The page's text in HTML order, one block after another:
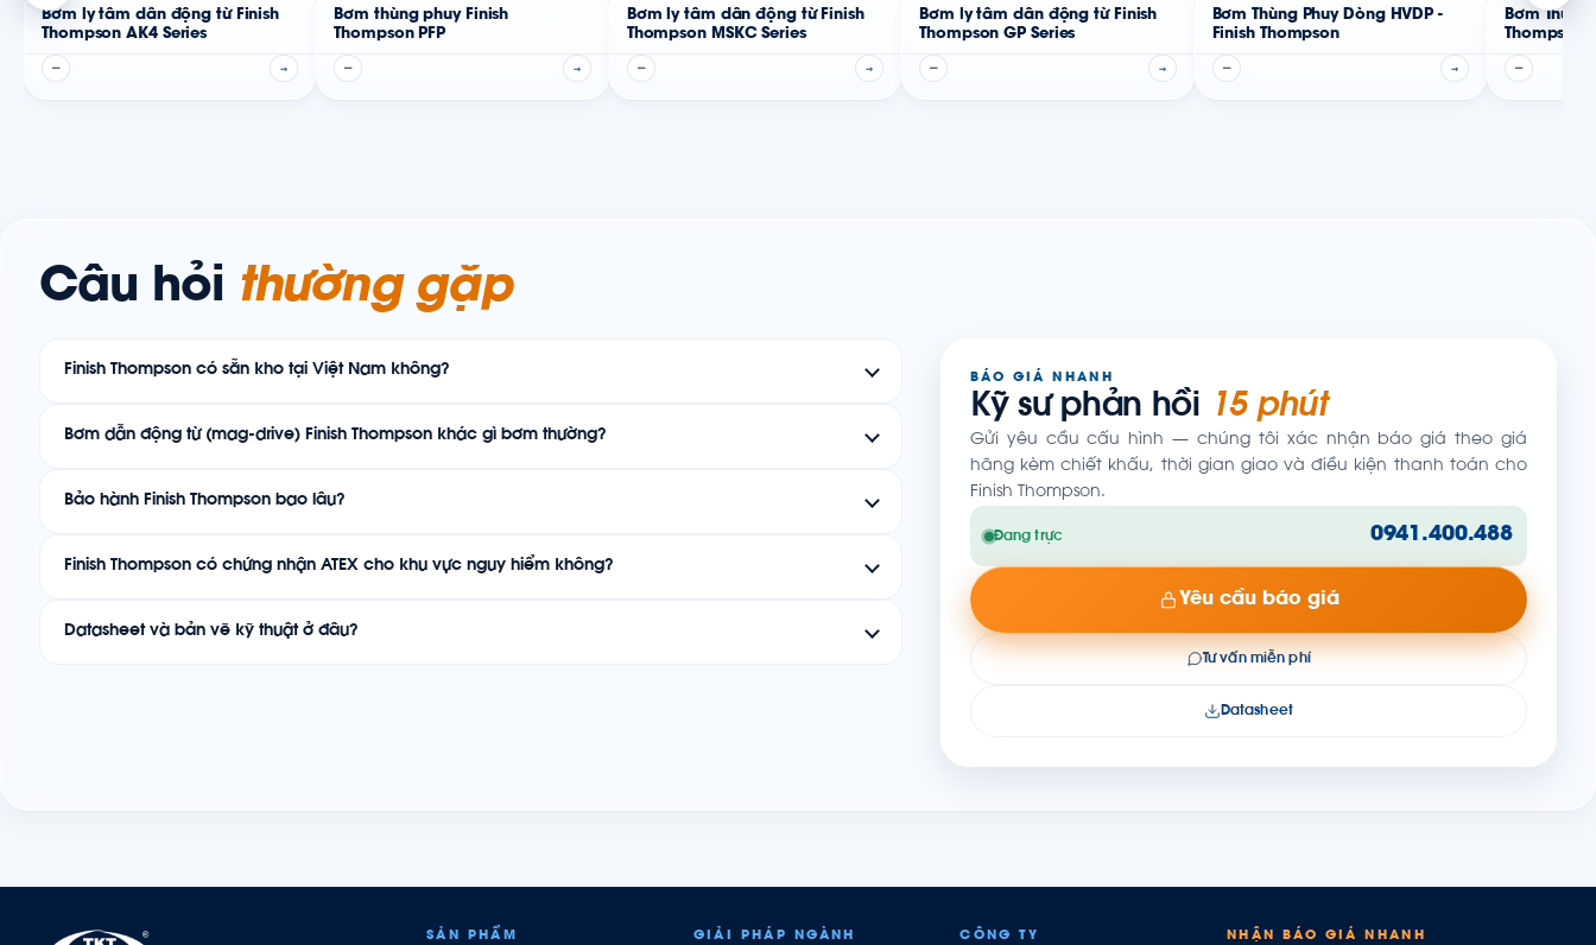
Bơm ly tâm dẫn động từ Finish
Thompson AK4 Series
— →
Bơm thùng phuy Finish
Thompson PFP
— →
Bơm ly tâm dẫn động từ Finish
Thompson MSKC Series
— →
Bơm ly tâm dẫn động từ Finish
Thompson GP Series
— →
Bơm Thùng Phuy Dòng HVDP -
Finish Thompson
— →
Bơm Thùng
Thompson
—
Câu hỏi thường gặp
Finish Thompson có sẵn kho tại Việt Nam không?
Bơm dẫn động từ (mag-drive) Finish Thompson khác gì bơm thường?
Bảo hành Finish Thompson bao lâu?
Finish Thompson có chứng nhận ATEX cho khu vực nguy hiểm không?
Datasheet và bản vẽ kỹ thuật ở đâu?
BÁO GIÁ NHANH
Kỹ sư phản hồi 15 phút
Gửi yêu cầu cấu hình — chúng tôi xác nhận báo giá theo giá
hãng kèm chiết khấu, thời gian giao và điều kiện thanh toán cho
Finish Thompson.
Đang trực 0941.400.488
Yêu cầu báo giá
Tư vấn miễn phí
Datasheet
SẢN PHẨM GIẢI PHÁP NGÀNH CÔNG TY NHẬN BÁO GIÁ NHANH